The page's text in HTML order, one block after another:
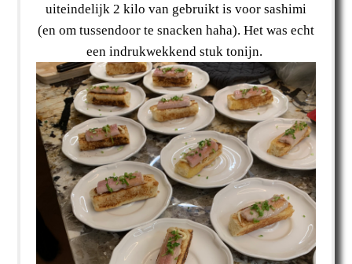
uiteindelijk 2 kilo van gebruikt is voor sashimi
(en om tussendoor te snacken haha). Het was echt
een indrukwekkend stuk tonijn.